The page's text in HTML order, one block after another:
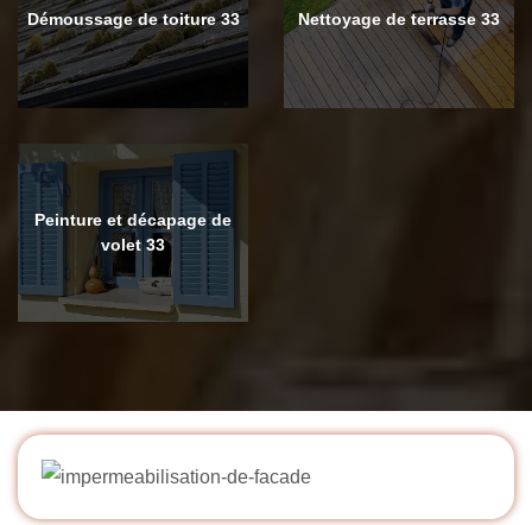
Démoussage de toiture 33 Nettoyage de terrasse 33
Peinture et décapage de
volet 33